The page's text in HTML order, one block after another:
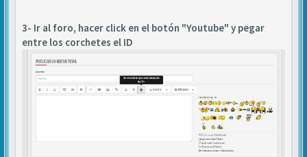
3- Ir al foro, hacer click en el botón "Youtube" y pegar
entre los corchetes el ID